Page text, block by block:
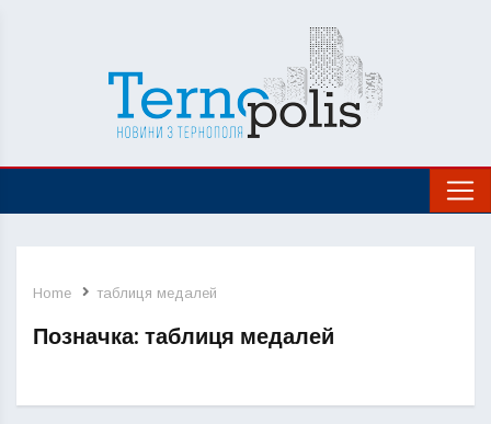
Home таблиця медалей
Позначка: таблиця медалей